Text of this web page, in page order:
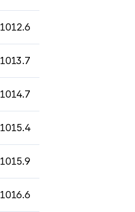
1012.6
1013.7
1014.7
1015.4
1015.9
1016.6